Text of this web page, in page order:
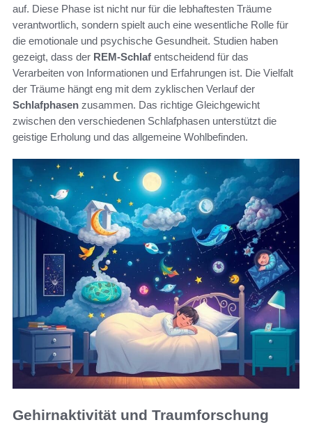
auf. Diese Phase ist nicht nur für die lebhaftesten Träume
verantwortlich, sondern spielt auch eine wesentliche Rolle für
die emotionale und psychische Gesundheit. Studien haben
gezeigt, dass der REM-Schlaf entscheidend für das
Verarbeiten von Informationen und Erfahrungen ist. Die Vielfalt
der Träume hängt eng mit dem zyklischen Verlauf der
Schlafphasen zusammen. Das richtige Gleichgewicht
zwischen den verschiedenen Schlafphasen unterstützt die
geistige Erholung und das allgemeine Wohlbefinden.
Gehirnaktivität und Traumforschung